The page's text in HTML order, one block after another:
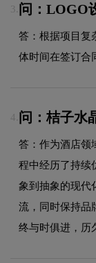
3. 问：LOGO
答：根据项目复
体时间在签订合
4. 问：桔子水
答：作为酒店领
程中经历了持续
象到抽象的现代
流，同时保持品
终与时俱进，历